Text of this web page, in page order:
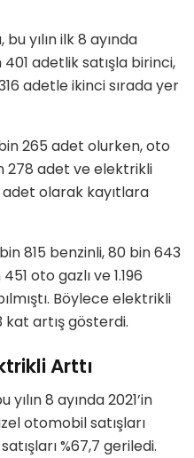
yılın ilk 8 ayında
adetlik satışla birinci,
adetle ikinci sırada yer
265 adet olurken, oto
278 adet ve elektrikli
adet olarak kayıtlara
815 benzinli, 80 bin 643
oto gazlı ve 1.196
Böylece elektrikli
kat artış gösterdi.
Arttı
8 ayında 2021’in
otomobil satışları
%67,7 geriledi.